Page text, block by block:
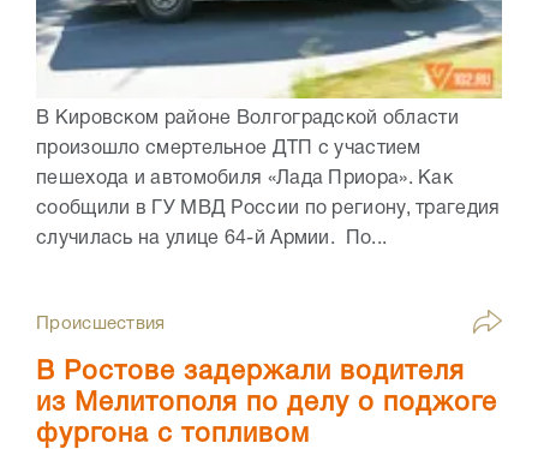
В Кировском районе Волгоградской области
произошло смертельное ДТП с участием
пешехода и автомобиля «Лада Приора». Как
сообщили в ГУ МВД России по региону, трагедия
случилась на улице 64-й Армии. По...
Происшествия
В Ростове задержали водителя
из Мелитополя по делу о поджоге
фургона с топливом